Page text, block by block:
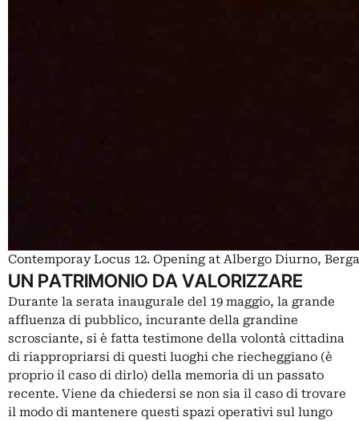
Contemporay Locus 12. Opening at Albergo Diurno,
UN PATRIMONIO DA VALORIZZARE
Durante la serata inaugurale del 19 maggio, la grande
affluenza di pubblico, incurante della grandine
scrosciante, si è fatta testimone della volontà cittadina
di riappropriarsi di questi luoghi che riecheggiano (è
proprio il caso di dirlo) della memoria di un passato
recente. Viene da chiedersi se non sia il caso di trovare
il modo di mantenere questi spazi operativi sul lungo